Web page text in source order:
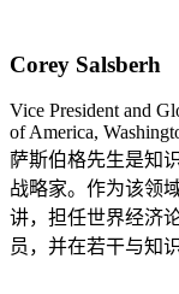
Corey Salsberh
Vice President and
of America,
萨斯伯格先生是知
战略家。作为该领
讲，担任世界经济
员，并在若干与知